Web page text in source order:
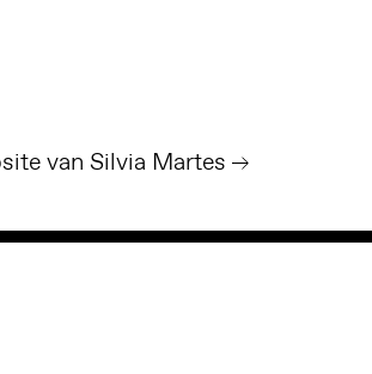
van Silvia Martes